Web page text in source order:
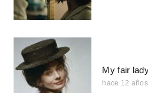
My fair
hace 12 años